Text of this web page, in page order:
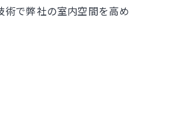
で弊社の室内空間を高め